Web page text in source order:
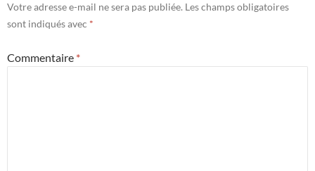
Votre adresse e-mail ne sera pas publiée. Les champs obligatoires
sont indiqués avec *
Commentaire *